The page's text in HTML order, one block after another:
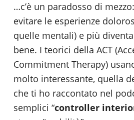
…c’è un paradosso di
evitare le esperienze
quelle mentali) e più
bene. I teorici della ACT
Commitment Therapy)
molto interessante, quella
che ti ho raccontato nel
semplici “controller